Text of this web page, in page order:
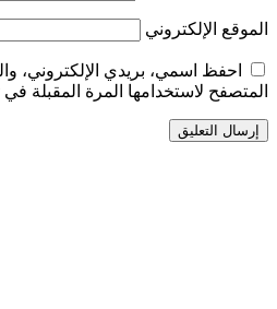
الموقع الإلكتروني
احفظ اسمي، بريدي الإلكتروني،
المتصفح لاستخدامها المرة المقبلة في